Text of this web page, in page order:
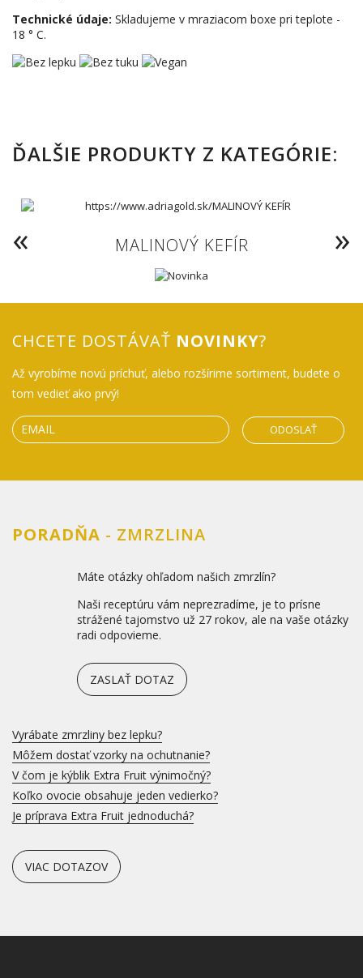
Technické údaje: Skladujeme v mraziacom boxe pri teplote -
18 ° C.
ĎALŠIE PRODUKTY Z KATEGÓRIE:
MALINOVÝ KEFÍR
CHCETE DOSTÁVAŤ NOVINKY?
Až vyrobíme novú príchuť, alebo rozšírime sortiment, budete o
tom vedieť ako prvý!
ODOSLAŤ
PORADŇA - ZMRZLINA
Máte otázky ohľadom našich zmrzlín?
Naši receptúru vám neprezradíme, je to prísne
strážené tajomstvo už 27 rokov, ale na vaše otázky
radi odpovieme.
ZASLAŤ DOTAZ
Vyrábate zmrzliny bez lepku?
Môžem dostať vzorky na ochutnanie?
V čom je kýblik Extra Fruit výnimočný?
Koľko ovocie obsahuje jeden vedierko?
Je príprava Extra Fruit jednoduchá?
VIAC DOTAZOV